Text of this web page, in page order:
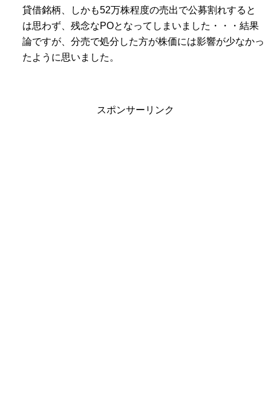
貸借銘柄、しかも52万株程度の売出で公募割れすると
は思わず、残念なPOとなってしまいました・・・結果
論ですが、分売で処分した方が株価には影響が少なかっ
たように思いました。
スポンサーリンク